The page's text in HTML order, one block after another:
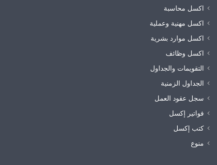
اكسل محاسبة
اكسل مهنية وعملية
اكسل موارد بشرية
اكسل وظائف
التقويمات والجداول
الجداول الزمنية
سجل عقود العمل
فواتير إكسل
كتب إكسل
منوع